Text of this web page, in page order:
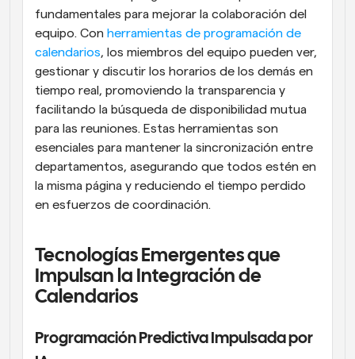
fundamentales para mejorar la colaboración del
equipo. Con herramientas de programación de
calendarios, los miembros del equipo pueden ver,
gestionar y discutir los horarios de los demás en
tiempo real, promoviendo la transparencia y
facilitando la búsqueda de disponibilidad mutua
para las reuniones. Estas herramientas son
esenciales para mantener la sincronización entre
departamentos, asegurando que todos estén en
la misma página y reduciendo el tiempo perdido
en esfuerzos de coordinación.
Tecnologías Emergentes que
Impulsan la Integración de
Calendarios
Programación Predictiva Impulsada por